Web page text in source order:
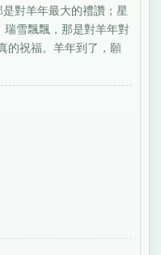
對羊年最大的禮讚；星
瑞雪飄飄，那是對羊年對
的祝福。羊年到了，願